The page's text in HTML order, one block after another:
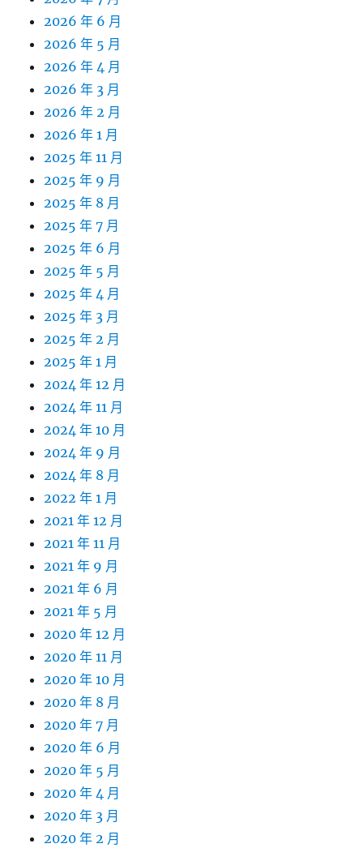
2026 年 6 月
2026 年 5 月
2026 年 4 月
2026 年 3 月
2026 年 2 月
2026 年 1 月
2025 年 11 月
2025 年 9 月
2025 年 8 月
2025 年 7 月
2025 年 6 月
2025 年 5 月
2025 年 4 月
2025 年 3 月
2025 年 2 月
2025 年 1 月
2024 年 12 月
2024 年 11 月
2024 年 10 月
2024 年 9 月
2024 年 8 月
2022 年 1 月
2021 年 12 月
2021 年 11 月
2021 年 9 月
2021 年 6 月
2021 年 5 月
2020 年 12 月
2020 年 11 月
2020 年 10 月
2020 年 8 月
2020 年 7 月
2020 年 6 月
2020 年 5 月
2020 年 4 月
2020 年 3 月
2020 年 2 月